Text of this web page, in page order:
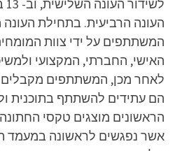
העונה הרביעית. בתחילת העונה
המשתתפים על ידי צוות
האישי, החברתי, המקצועי
לאחר מכן, המשתתפים מקבלים
הם עתידים להשתתף בתוכנית
הראשונים מוצגים טקסי החתונה
אשר נפגשים לראשונה במעמד